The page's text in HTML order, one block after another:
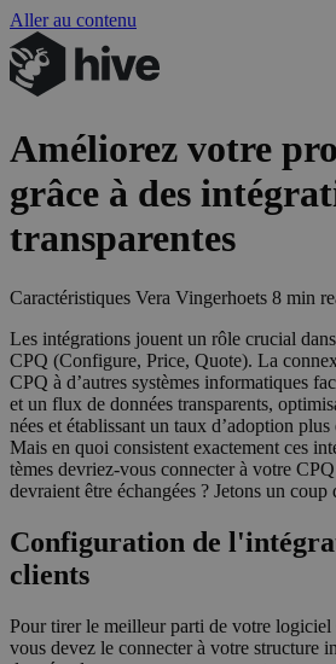
Aller au contenu
Améliorez votre
grâce à des
transparentes
Caractéristiques Vera Vingerhoets 8 min
Les inté­gra­tions jouent un rôle cru­cial
CPQ (Confi­gure, Price, Quote). La
CPQ à d’autres sys­tèmes infor­ma­tiques
et un flux de don­nées trans­pa­rents,
nées et éta­blis­sant un taux d’a­dop­tion
Mais en quoi consistent exac­te­ment ces
tèmes devriez-vous connec­ter à votre CPQ
devraient être échan­gées ? Jetons un coup
Configuration de
clients
Pour tirer le meilleur parti de votre
vous devez le connecter à votre structure